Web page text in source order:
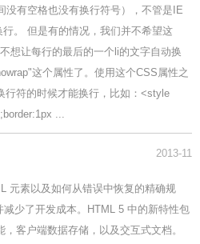
没有空格也没有换行符号），不管是IE
。 但是有的情况，我们并不希望这
想让每行的最后的一个li的文字自动换
这个属性了。使用这个CSS属性之
行符的时候才能换行，比如：<style
...
2013-11
元素以及如何从错误中恢复的精确规
少了开发成本。HTML 5 中的新特性包
客户端数据存储，以及交互式文档。